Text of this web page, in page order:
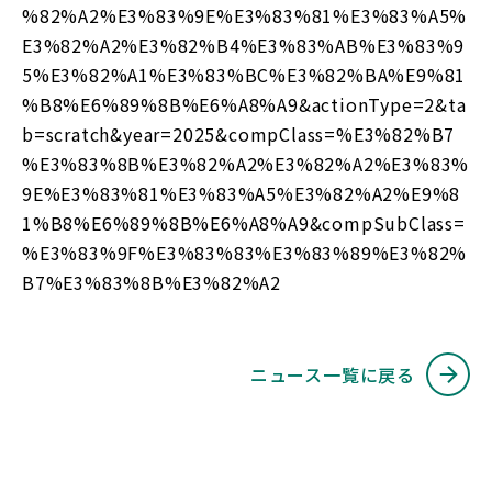
%82%A2%E3%83%9E%E3%83%81%E3%83%A5%
E3%82%A2%E3%82%B4%E3%83%AB%E3%83%9
5%E3%82%A1%E3%83%BC%E3%82%BA%E9%81
%B8%E6%89%8B%E6%A8%A9&actionType=2&ta
b=scratch&year=2025&compClass=%E3%82%B7
%E3%83%8B%E3%82%A2%E3%82%A2%E3%83%
9E%E3%83%81%E3%83%A5%E3%82%A2%E9%8
1%B8%E6%89%8B%E6%A8%A9&compSubClass=
%E3%83%9F%E3%83%83%E3%83%89%E3%82%
B7%E3%83%8B%E3%82%A2
ニュース一覧に戻る